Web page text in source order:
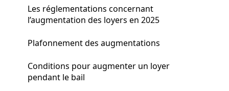
Les réglementations concernant
l’augmentation des loyers en 2025
Plafonnement des augmentations
Conditions pour augmenter un loyer
pendant le bail